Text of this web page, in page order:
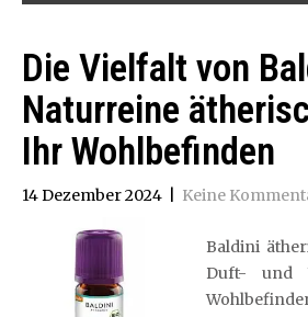
Die Vielfalt von
Naturreine
Ihr Wohlbefinden
14 Dezember 2024 Keine
Baldini
Duft- und